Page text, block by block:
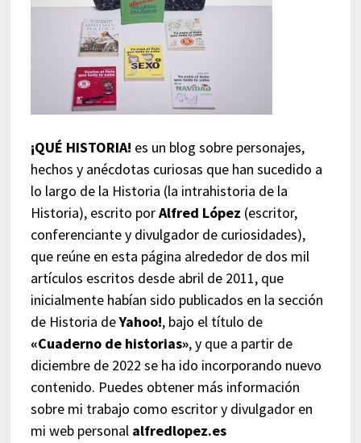
¡QUÉ HISTORIA! es un blog sobre personajes,
hechos y anécdotas curiosas que han sucedido a
lo largo de la Historia (la intrahistoria de la
Historia), escrito porAlfred López (escritor,
conferenciante y divulgador de curiosidades),
que reúne en esta página alrededor de dos mil
artículos escritos desde abril de 2011, que
inicialmente habían sido publicados en la sección
de Historia deYahoo!, bajo el título de
«Cuaderno de historias», y que a partir de
diciembre de 2022 se ha ido incorporando nuevo
contenido. Puedes obtener más información
sobre mi trabajo como escritor y divulgador en
mi web personal alfredlopez.es